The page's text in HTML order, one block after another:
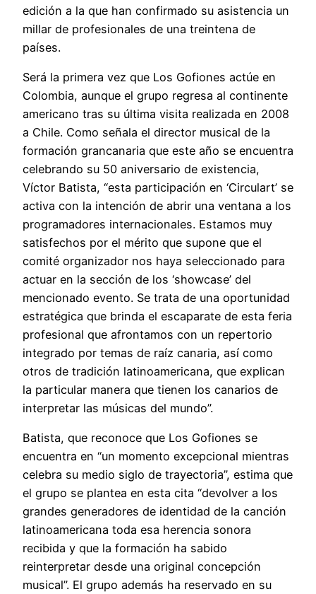
edición a la que han confirmado su asistencia un
millar de profesionales de una treintena de
países.
Será la primera vez que Los Gofiones actúe en
Colombia, aunque el grupo regresa al continente
americano tras su última visita realizada en 2008
a Chile. Como señala el director musical de la
formación grancanaria que este año se encuentra
celebrando su 50 aniversario de existencia,
Víctor Batista, “esta participación en ‘Circulart’ se
activa con la intención de abrir una ventana a los
programadores internacionales. Estamos muy
satisfechos por el mérito que supone que el
comité organizador nos haya seleccionado para
actuar en la sección de los ‘showcase’ del
mencionado evento. Se trata de una oportunidad
estratégica que brinda el escaparate de esta feria
profesional que afrontamos con un repertorio
integrado por temas de raíz canaria, así como
otros de tradición latinoamericana, que explican
la particular manera que tienen los canarios de
interpretar las músicas del mundo”.
Batista, que reconoce que Los Gofiones se
encuentra en “un momento excepcional mientras
celebra su medio siglo de trayectoria”, estima que
el grupo se plantea en esta cita “devolver a los
grandes generadores de identidad de la canción
latinoamericana toda esa herencia sonora
recibida y que la formación ha sabido
reinterpretar desde una original concepción
musical”. El grupo además ha reservado en su